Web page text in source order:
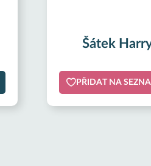
Šátek
PŘIDAT NA